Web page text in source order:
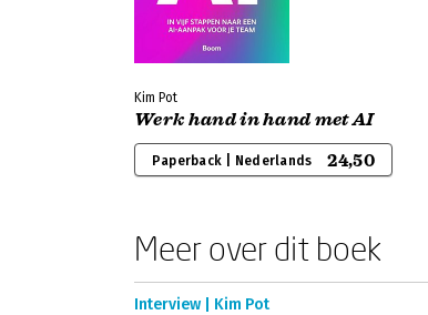
Kim Pot
Werk hand in hand met AI
Paperback | Nederlands 24,50
Meer over dit boek
Interview | Kim Pot